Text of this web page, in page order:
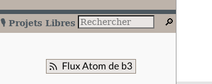
🎙️ Projets Libres
Flux Atom de b3